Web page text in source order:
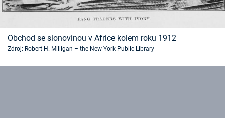
Obchod se slonovinou v Africe kolem roku 1912
Zdroj: Robert H. Milligan – the New York Public Library